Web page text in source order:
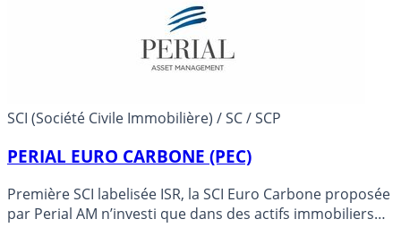
rendement 2026 de 4.00 % (non garanti).
SCI (Société Civile Immobilière) / SC / SCP
PERIAL EURO CARBONE (PEC)
Première SCI labelisée ISR, la SCI Euro Carbone proposée
par Perial AM n’investi que dans des actifs immobiliers